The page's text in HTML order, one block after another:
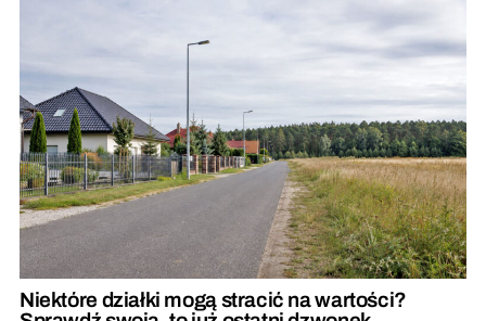
Niektóre działki mogą stracić na wartości?